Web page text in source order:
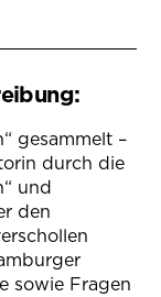
gesammelt –
durch die
und
den
sowie Fragen